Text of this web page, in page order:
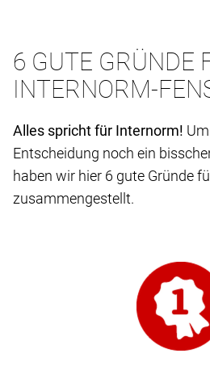
6 GUTE GRÜNDE
INTERNORM-
Alles spricht für Internorm!
Entscheidung noch ein
haben wir hier 6 gute Gründe
zusammengestellt.